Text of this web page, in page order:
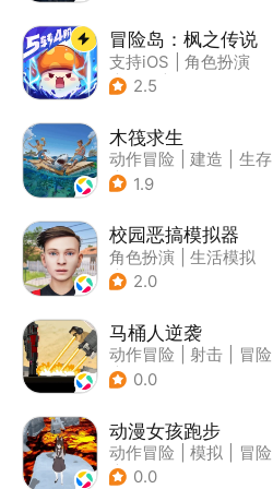
冒险岛：枫之传说
支持iOS
角色扮演
| 放置
2.5
木筏求生
动作冒险 建造
生存
| 写实
1.9
校园恶搞模拟器
角色扮演
生活模拟
| 写实
2.0
马桶人逆袭
动作冒险 射击
冒险
| 像素风
0.0
动漫女孩跑步
动作冒险 模拟
冒险
| 二次元
0.0